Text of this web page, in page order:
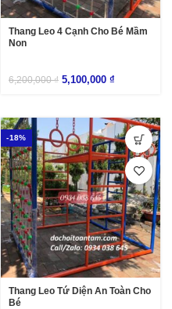
Thang Leo 4 Cạnh Cho Bé Mầm
Non
6,200,000₫ 5,100,000 ₫
-18%
Thang Leo Tứ Diện An Toàn Cho
Bé